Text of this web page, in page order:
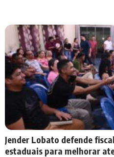
Jender Lobato defende
estaduais para melhorar